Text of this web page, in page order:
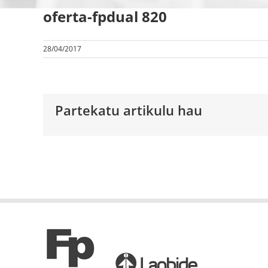
oferta-fpdual 820
28/04/2017
Partekatu artikulu hau